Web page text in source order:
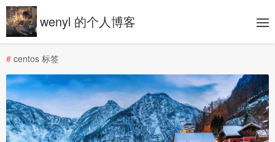
wenyl 的个人博客
# centos 标签